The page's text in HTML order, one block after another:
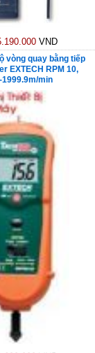
VND
vòng quay bằng tiếp
EXTECH RPM 10,
1999.9m/min